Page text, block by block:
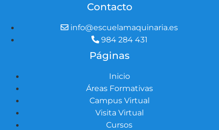
Contacto
info@escuelamaquinaria.es
984 284 431
Páginas
Inicio
Áreas Formativas
Campus Virtual
Visita Virtual
Cursos